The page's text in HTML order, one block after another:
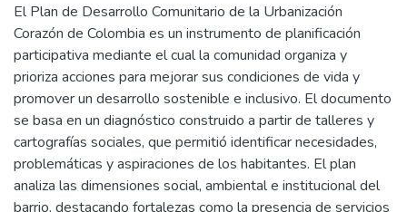
El Plan de Desarrollo Comunitario de la Urbanización
Corazón de Colombia es un instrumento de planificación
participativa mediante el cual la comunidad organiza y
prioriza acciones para mejorar sus condiciones de vida y
promover un desarrollo sostenible e inclusivo. El documento
se basa en un diagnóstico construido a partir de talleres y
cartografías sociales, que permitió identificar necesidades,
problemáticas y aspiraciones de los habitantes. El plan
analiza las dimensiones social, ambiental e institucional del
barrio, destacando fortalezas como la presencia de servicios